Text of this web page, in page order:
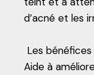
d’acné et les
Les
Aide à